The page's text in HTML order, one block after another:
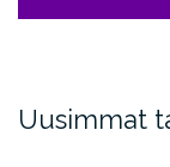
Uusimmat